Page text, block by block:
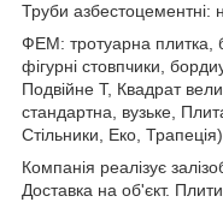
Труби азбестоцементні:
ФЕМ: тротуарна плитка,
фігурні стовпчики,
Подвійне Т, Квадрат
стандартна, вузьке,
Стільники, Еко, Трапеція)
Компанія реалізує
Доставка на об'єкт.